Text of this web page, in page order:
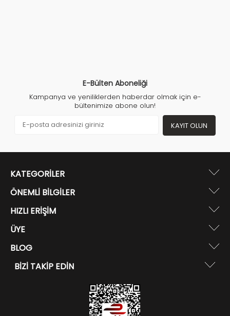
E-Bülten Aboneliği
Kampanya ve yeniliklerden haberdar olmak için e-
bültenimize abone olun!
KAYIT OLUN
KATEGORILER
ÖNEMLI BILGILER
HIZLI ERIŞIM
ÜYE
BLOG
BIZI TAKIP EDIN